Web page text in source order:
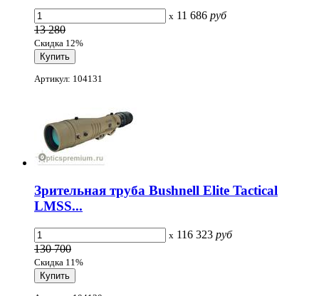
x 11 686 руб
13 280
Скидка 12%
Артикул: 104131
Зрительная труба Bushnell Elite Tactical
LMSS...
x 116 323 руб
130 700
Скидка 11%